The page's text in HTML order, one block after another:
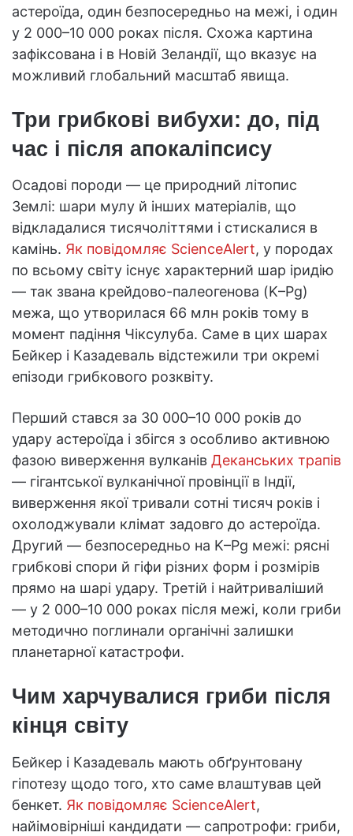
астероїда, один безпосередньо на межі, і один
у 2 000–10 000 роках після. Схожа картина
зафіксована і в Новій Зеландії, що вказує на
можливий глобальний масштаб явища.
Три грибкові вибухи: до, під
час і після апокаліпсису
Осадові породи — це природний літопис
Землі: шари мулу й інших матеріалів, що
відкладалися тисячоліттями і стискалися в
камінь. Як повідомляє ScienceAlert, у породах
по всьому світу існує характерний шар іридію
— так звана крейдово-палеогенова (K–Pg)
межа, що утворилася 66 млн років тому в
момент падіння Чіксулуба. Саме в цих шарах
Бейкер і Казадеваль відстежили три окремі
епізоди грибкового розквіту.
Перший стався за 30 000–10 000 років до
удару астероїда і збігся з особливо активною
фазою виверження вулканів Деканських трапів
— гігантської вулканічної провінції в Індії,
виверження якої тривали сотні тисяч років і
охолоджували клімат задовго до астероїда.
Другий — безпосередньо на K–Pg межі: рясні
грибкові спори й гіфи різних форм і розмірів
прямо на шарі удару. Третій і найтриваліший
— у 2 000–10 000 роках після межі, коли гриби
методично поглинали органічні залишки
планетарної катастрофи.
Чим харчувалися гриби після
кінця світу
Бейкер і Казадеваль мають обґрунтовану
гіпотезу щодо того, хто саме влаштував цей
бенкет. Як повідомляє ScienceAlert,
найімовірніші кандидати — сапротрофи: гриби,